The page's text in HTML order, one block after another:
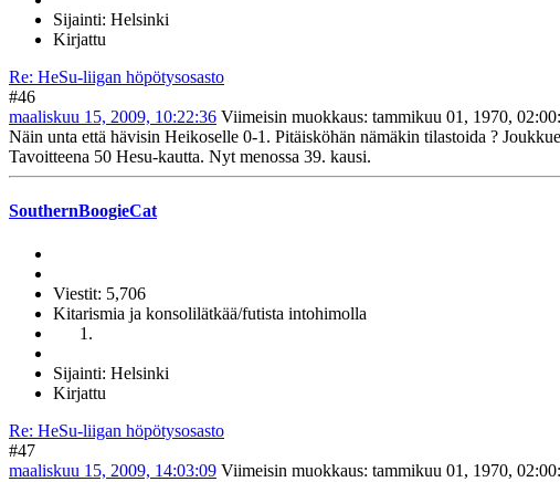
Sijainti: Helsinki
Kirjattu
Re: HeSu-liigan höpötysosasto
#46
maaliskuu 15, 2009, 10:22:36 Viimeisin muokkaus: tammikuu 01, 1970,
Näin unta että hävisin Heikoselle 0-1. Pitäisköhän nämäkin tilastoida ?
Tavoitteena 50 Hesu-kautta. Nyt menossa 39. kausi.
SouthernBoogieCat
Viestit: 5,706
Kitarismia ja konsolilätkää/futista intohimolla
Sijainti: Helsinki
Kirjattu
Re: HeSu-liigan höpötysosasto
#47
maaliskuu 15, 2009, 14:03:09 Viimeisin muokkaus: tammikuu 01, 1970,